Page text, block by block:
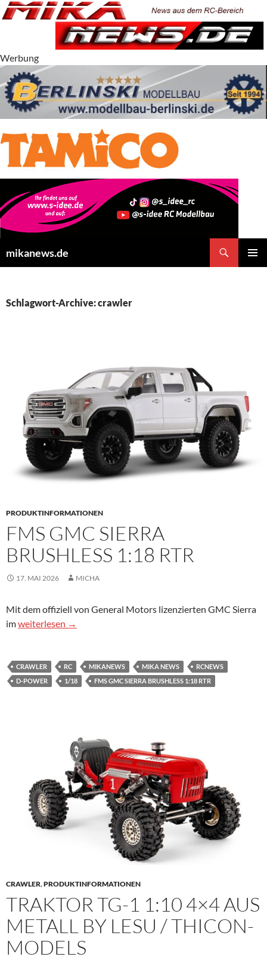
Zum
Inhalt
Werbung
mikanews.de
Schlagwort-Archive: crawler
PRODUKTINFORMATIONEN
FMS GMC SIERRA
BRUSHLESS 1:18 RTR
17. MAI 2026 MICHA
Mit dem offiziell von General Motors lizenzierten GMC Sierra
imFMS GMC SIERRA BRUSHLESS 1:18 RTR
weiterlesen →
CRAWLER RC MIKANEWS MIKA NEWS
RCNEWS
D-POWER
1/18 FMS GMC SIERRA BRUSHLESS 1:18 RTR
CRAWLER,PRODUKTINFORMATIONEN
TRAKTOR TG-1 1:10 4×4 AUS
METALL BY LESU / THICON-
MODELS